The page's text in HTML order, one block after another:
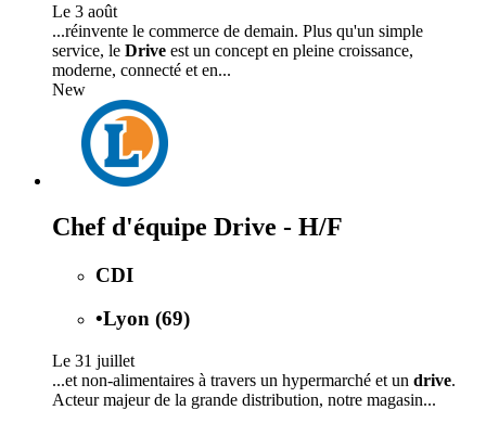
Le 3 août
...réinvente le commerce de demain. Plus qu'un simple
service, le Drive est un concept en pleine croissance,
moderne, connecté et en...
New
Chef d'équipe Drive - H/F
CDI
•Lyon (69)
Le 31 juillet
...et non-alimentaires à travers un hypermarché et un drive.
Acteur majeur de la grande distribution, notre magasin...